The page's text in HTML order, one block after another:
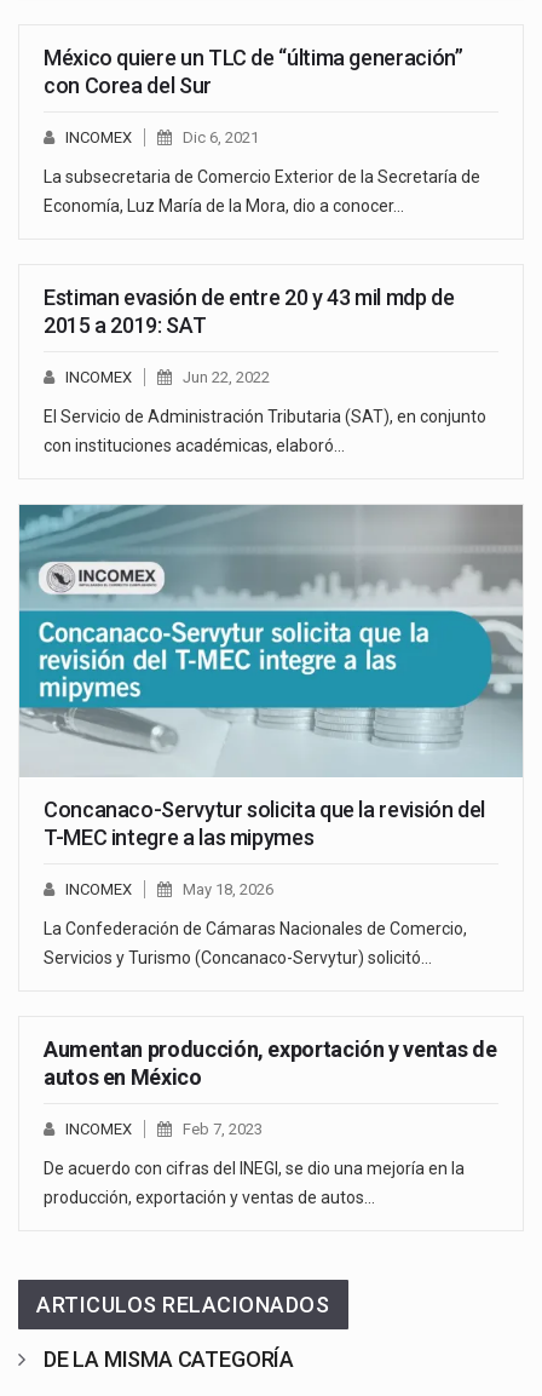
México quiere un TLC de “última generación”
con Corea del Sur
INCOMEX Dic 6, 2021
La subsecretaria de Comercio Exterior de la Secretaría de
Economía, Luz María de la Mora, dio a conocer…
Estiman evasión de entre 20 y 43 mil mdp de
2015 a 2019: SAT
INCOMEX Jun 22, 2022
El Servicio de Administración Tributaria (SAT), en conjunto
con instituciones académicas, elaboró…
Concanaco-Servytur solicita que la revisión del
T-MEC integre a las mipymes
INCOMEX May 18, 2026
La Confederación de Cámaras Nacionales de Comercio,
Servicios y Turismo (Concanaco-Servytur) solicitó…
Aumentan producción, exportación y ventas de
autos en México
INCOMEX Feb 7, 2023
De acuerdo con cifras del INEGI, se dio una mejoría en la
producción, exportación y ventas de autos…
ARTICULOS RELACIONADOS
DE LA MISMA CATEGORÍA